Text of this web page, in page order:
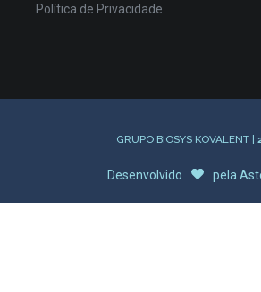
Política de Privacidade
GRUPO BIOSYS KOVALENT |
Desenvolvido pela